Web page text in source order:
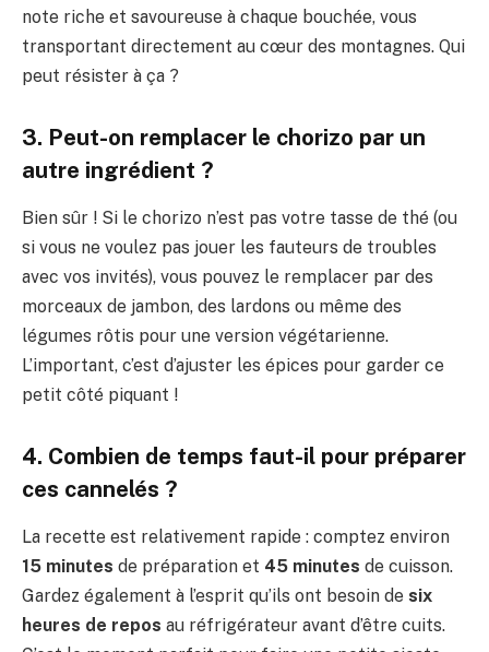
note riche et savoureuse à chaque bouchée, vous
transportant directement au cœur des montagnes. Qui
peut résister à ça ?
3. Peut-on remplacer le chorizo par un
autre ingrédient ?
Bien sûr ! Si le chorizo n’est pas votre tasse de thé (ou
si vous ne voulez pas jouer les fauteurs de troubles
avec vos invités), vous pouvez le remplacer par des
morceaux de jambon, des lardons ou même des
légumes rôtis pour une version végétarienne.
L’important, c’est d’ajuster les épices pour garder ce
petit côté piquant !
4. Combien de temps faut-il pour préparer
ces cannelés ?
La recette est relativement rapide : comptez environ
15 minutes de préparation et 45 minutes de cuisson.
Gardez également à l’esprit qu’ils ont besoin de six
heures de repos au réfrigérateur avant d’être cuits.